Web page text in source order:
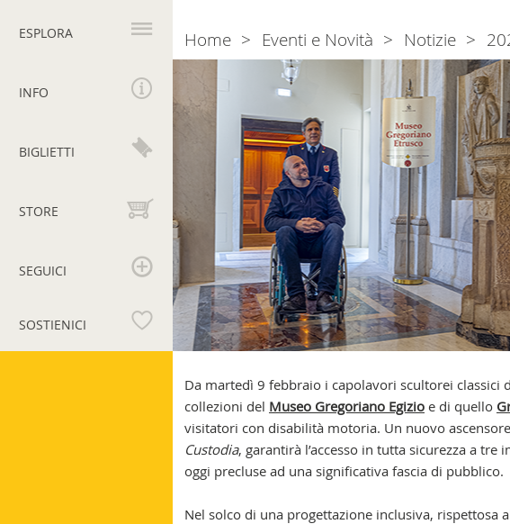
principale
ESPLORA
INFO
BIGLIETTI
STORE
SEGUICI
SOSTIENICI
sempre
l’Egizio,
l’Etrusco
e
il
Pio
Clementino
portata
ascensore!
Da martedì 9 febbraio i capolavori scultorei classici
collezioni del Museo Gregoriano Egizioe di quello
visitatori con disabilità motoria. Un nuovo
Custodia, garantirà l’accesso in tutta sicurezza a
oggi precluse ad una significativa fascia di pubblico.
Nel solco di una progettazione inclusiva, rispettosa
Breadcrumb
Home Eventi e Novità Notizie